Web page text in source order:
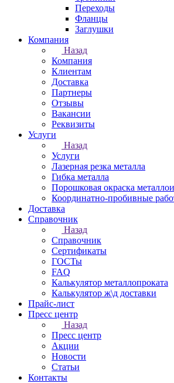
Переходы
Фланцы
Заглушки
Компания
Назад
Компания
Клиентам
Доставка
Партнеры
Отзывы
Вакансии
Реквизиты
Услуги
Назад
Услуги
Лазерная резка металла
Гибка металла
Порошковая окраска
Координатно-пробивные
Доставка
Справочник
Назад
Справочник
Сертификаты
ГОСТы
FAQ
Калькулятор металлопроката
Калькулятор ж\д доставки
Прайс-лист
Пресс центр
Назад
Пресс центр
Акции
Новости
Статьи
Контакты